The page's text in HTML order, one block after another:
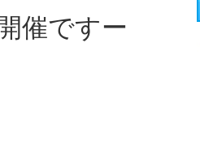
催ですー